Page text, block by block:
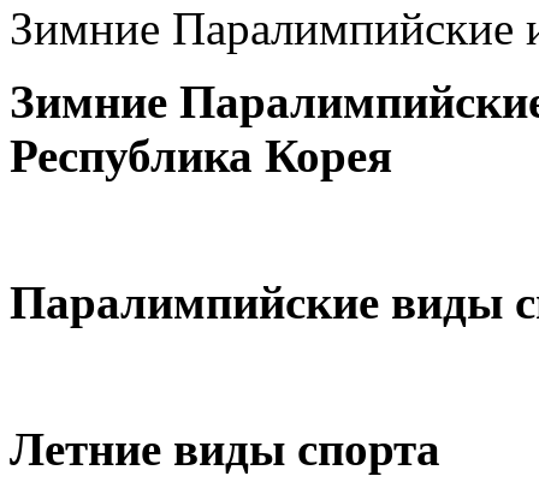
Зимние Паралимпийские
Зимние
Республика Корея
Паралимпийские виды
Летние виды спорта